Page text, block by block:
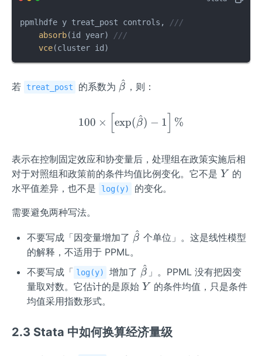
ppmlhdfe y treat_post controls,
///
absorb(id year)
///
vce(cluster id)
若 treat_post 的系数为 \ha
et
β
^ ，则：
100 × [exp(β
^) − 1 %
表示在控制固定效应和协变量后，处理组在政策实施后相
对于对照组和政策前的条件均值比例变化。它不是 Y
Y 的
水平值差异，也不是
log(y) 的变化。
需要避免两种写法。
不要写成「因变量增加了 \ha
{\b
et
a}
β
^ 个单位」。这是线性模型
的解释，不适用于 PPML。
不要写成「 log(y) 增加了 \ha
t
a}
β
^ 」。PPML 没有把因变
量取对数。它估计的是原始 Y
Y 的条件均值，只是条件
均值采用指数形式。
2.3 Stata 中如何换算经济量级